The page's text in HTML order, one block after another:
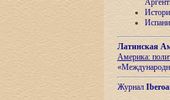
Латинская
Америка:
Журнал